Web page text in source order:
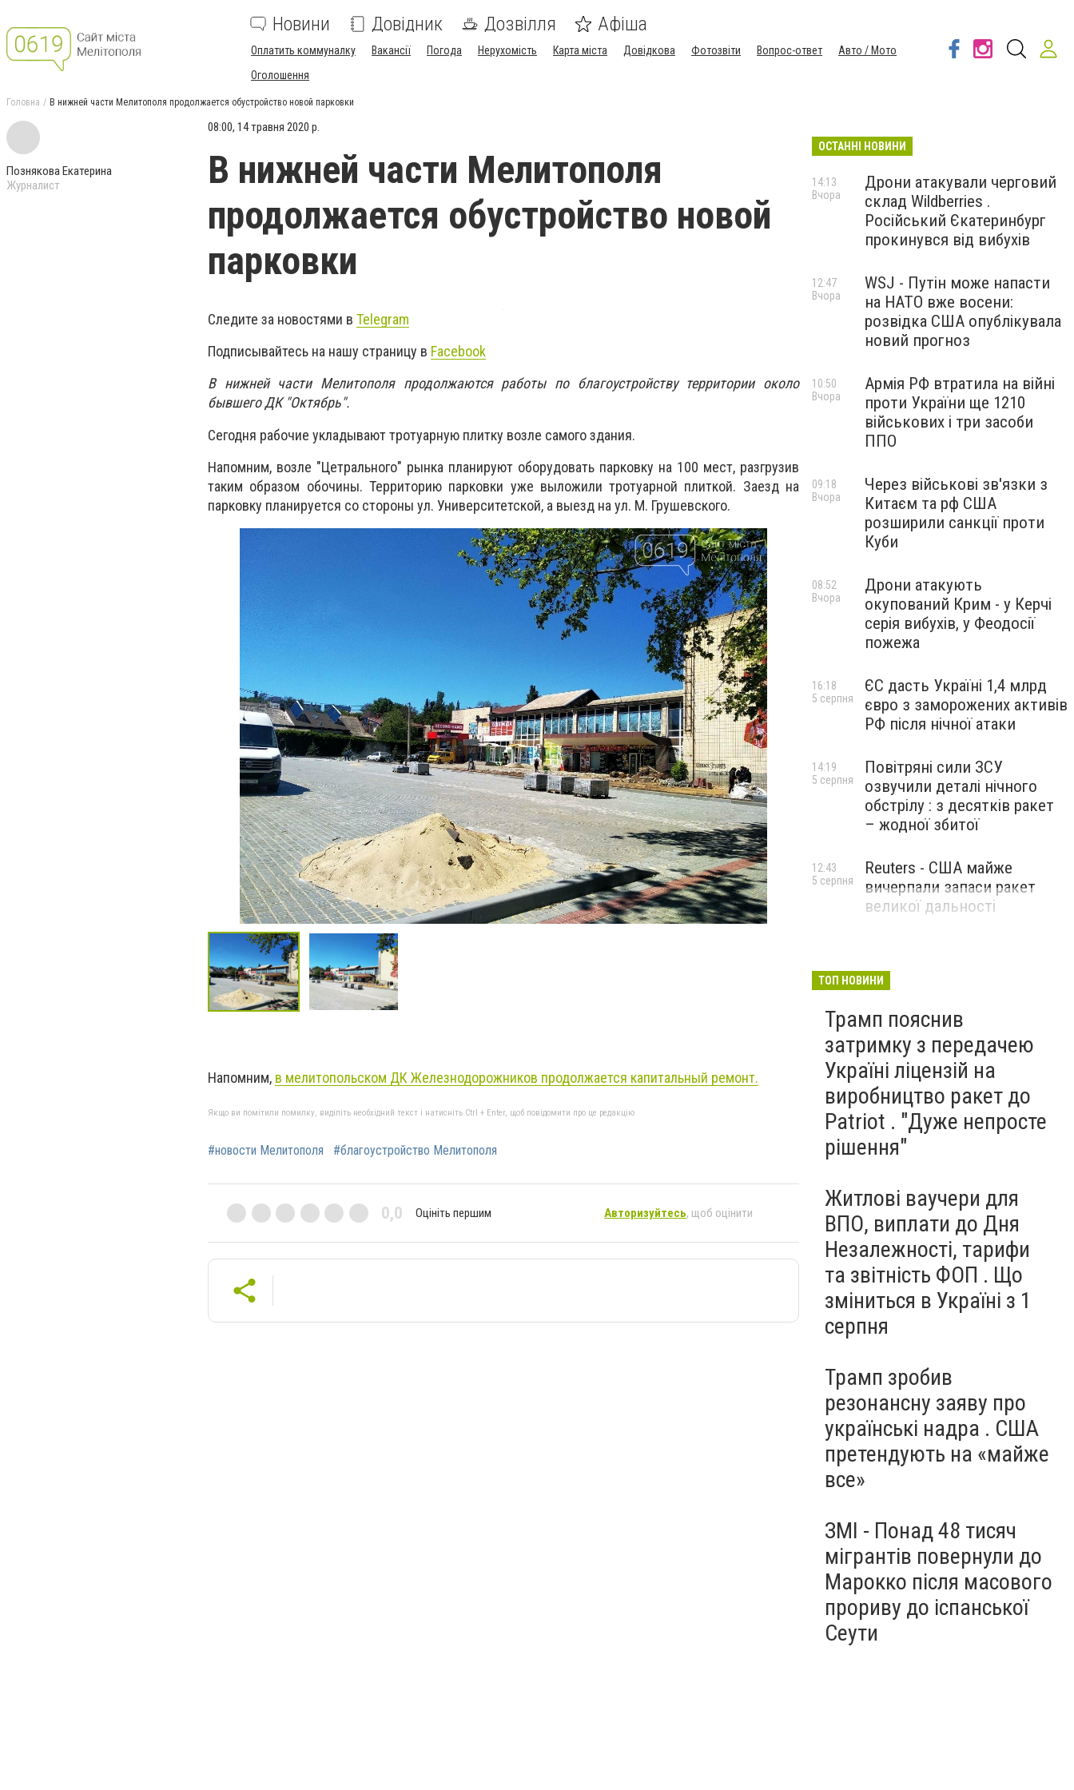
Новини Довідник Дозвілля Афіша
Оплатить коммуналку Вакансії Погода Нерухомість Карта міста Довідкова Фотозвіти Вопрос-ответ
Авто / Мото
Оголошення
Головна В нижней части Мелитополя продолжается обустройство новой парковки
Познякова Екатерина
Журналист
08:00, 14 травня 2020 р.
В нижней части Мелитополя
продолжается обустройство новой
парковки
Следите за новостями в Telegram
Подписывайтесь на нашу страницу в Facebook
В нижней части Мелитополя продолжаются работы по благоустройству территории около
бывшего ДК "Октябрь".
Сегодня рабочие укладывают тротуарную плитку возле самого здания.
Напомним, возле "Цетрального" рынка планируют оборудовать парковку на 100 мест, разгрузив
таким образом обочины. Территорию парковки уже выложили тротуарной плиткой. Заезд на
парковку планируется со стороны ул. Университетской, а выезд на ул. М. Грушевского.
Напомним, в мелитопольском ДК Железнодорожников продолжается капитальный ремонт.
Якщо ви помітили помилку, виділіть необхідний текст і натисніть Ctrl + Enter, щоб повідомити про це редакцію
#новости Мелитополя #благоустройство Мелитополя
0,0 Оцініть першим Авторизуйтесь, щоб оцінити
ОСТАННІ НОВИНИ
Дрони атакували черговий
склад Wildberries .
Російський Єкатеринбург
прокинувся від вибухів
14:13
Вчора
WSJ - Путін може напасти
на НАТО вже восени:
розвідка США опублікувала
новий прогноз
12:47
Вчора
Армія РФ втратила на війні
проти України ще 1210
військових і три засоби
ППО
10:50
Вчора
Через військові зв'язки з
Китаєм та рф США
розширили санкції проти
Куби
09:18
Вчора
Дрони атакують
окупований Крим - у Керчі
серія вибухів, у Феодосії
пожежа
08:52
Вчора
ЄС дасть Україні 1,4 млрд
євро з заморожених активів
РФ після нічної атаки
16:18
5 серпня
Повітряні сили ЗСУ
озвучили деталі нічного
обстрілу : з десятків ракет
– жодної збитої
14:19
5 серпня
Reuters - США майже
вичерпали запаси ракет
великої дальності
12:43
5 серпня
ТОП НОВИНИ
Трамп пояснив
затримку з передачею
Україні ліцензій на
виробництво ракет до
Patriot . "Дуже непросте
рішення"
Житлові ваучери для
ВПО, виплати до Дня
Незалежності, тарифи
та звітність ФОП . Що
зміниться в Україні з 1
серпня
Трамп зробив
резонансну заяву про
українські надра . США
претендують на «майже
все»
ЗМІ - Понад 48 тисяч
мігрантів повернули до
Марокко після масового
прориву до іспанської
Сеути